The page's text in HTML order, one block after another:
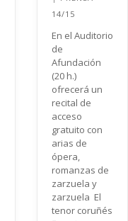
14/15
En el Auditorio
de
Afundación
(20 h.)
ofrecerá un
recital de
acceso
gratuito con
arias de
ópera,
romanzas de
zarzuela y
zarzuela El
tenor coruñés